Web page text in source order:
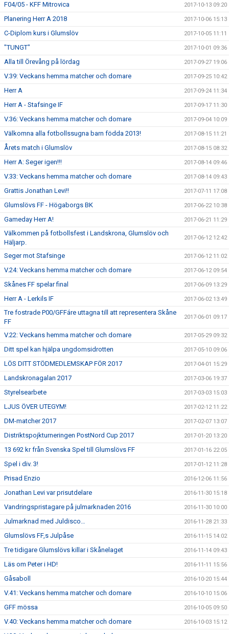
F04/05 - KFF Mitrovica 2017-10-13 09:20
Planering Herr A 2018 2017-10-06 15:13
C-Diplom kurs i Glumslöv 2017-10-05 11:11
"TUNGT" 2017-10-01 09:36
Alla till Örevång på lördag 2017-09-27 19:06
V.39: Veckans hemma matcher och domare 2017-09-25 10:42
Herr A 2017-09-24 11:34
Herr A - Stafsinge IF 2017-09-17 11:30
V.36: Veckans hemma matcher och domare 2017-09-04 10:09
Välkomna alla fotbollssugna barn födda 2013! 2017-08-15 11:21
Årets match i Glumslöv 2017-08-15 08:32
Herr A: Seger igen!!! 2017-08-14 09:46
V.33: Veckans hemma matcher och domare 2017-08-14 09:43
Grattis Jonathan Levi!! 2017-07-11 17:08
Glumslövs FF - Högaborgs BK 2017-06-22 10:38
Gameday Herr A! 2017-06-21 11:29
Välkommen på fotbollsfest i Landskrona, Glumslöv och
Häljarp.
2017-06-12 12:42
Seger mot Stafsinge 2017-06-12 11:02
V.24: Veckans hemma matcher och domare 2017-06-12 09:54
Skånes FF spelar final 2017-06-09 13:29
Herr A - Lerkils IF 2017-06-02 13:49
Tre fostrade P00/GFFáre uttagna till att representera Skåne
FF
2017-06-01 09:17
V.22: Veckans hemma matcher och domare 2017-05-29 09:32
Ditt spel kan hjälpa ungdomsidrotten 2017-05-10 09:06
LÖS DITT STÖDMEDLEMSKAP FÖR 2017 2017-04-01 15:29
Landskronagalan 2017 2017-03-06 19:37
Styrelsearbete 2017-03-03 15:03
LJUS ÖVER UTEGYM! 2017-02-12 11:22
DM-matcher 2017 2017-02-07 13:07
Distriktspojkturneringen PostNord Cup 2017 2017-01-20 13:20
13 692 kr från Svenska Spel till Glumslövs FF 2017-01-16 22:05
Spel i div. 3! 2017-01-12 11:28
Prisad Enzio 2016-12-06 11:56
Jonathan Levi var prisutdelare 2016-11-30 15:18
Vandringspristagare på julmarknaden 2016 2016-11-30 10:00
Julmarknad med Juldisco… 2016-11-28 21:33
Glumslövs FF,s Julpåse 2016-11-15 14:02
Tre tidigare Glumslövs killar i Skånelaget 2016-11-14 09:43
Läs om Peter i HD! 2016-11-11 15:56
Gåsaboll 2016-10-20 15:44
V.41: Veckans hemma matcher och domare 2016-10-10 15:06
GFF mössa 2016-10-05 09:50
V.40: Veckans hemma matcher och domare 2016-10-03 15:12